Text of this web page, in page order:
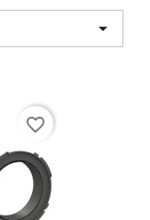

favorite_border